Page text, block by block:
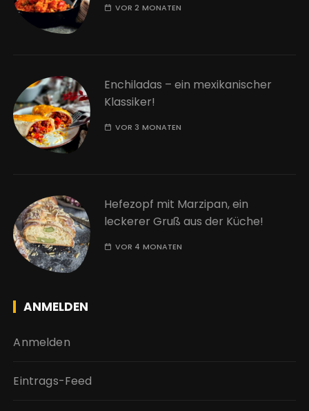
VOR 2 MONATEN
Enchiladas – ein mexikanischer
Klassiker!
VOR 3 MONATEN
Hefezopf mit Marzipan, ein
leckerer Gruß aus der Küche!
VOR 4 MONATEN
ANMELDEN
Anmelden
Eintrags-Feed